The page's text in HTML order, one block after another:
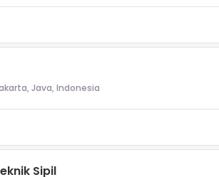
Java, Indonesia
Sipil